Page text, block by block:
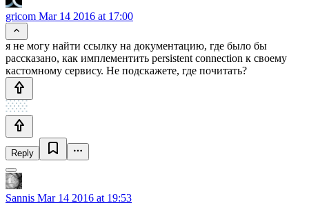
gricom Mar 14 2016 at 17:00
я не могу найти ссылку на документацию, где было бы
рассказано, как имплементить persistent connection к своему
кастомному сервису. Не подскажете, где почитать?
Reply
Sannis Mar 14 2016 at 19:53